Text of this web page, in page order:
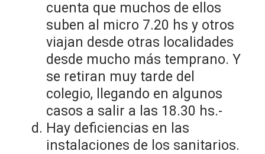
cuenta que muchos de ellos
suben al micro 7.20 hs y otros
viajan desde otras localidades
desde mucho más temprano. Y
se retiran muy tarde del
colegio, llegando en algunos
casos a salir a las 18.30 hs.-
Hay deficiencias en las
instalaciones de los sanitarios.